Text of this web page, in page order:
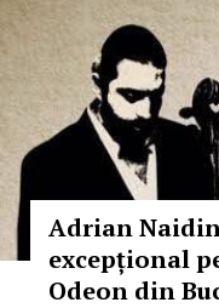
Adrian
excepțional
Odeon din